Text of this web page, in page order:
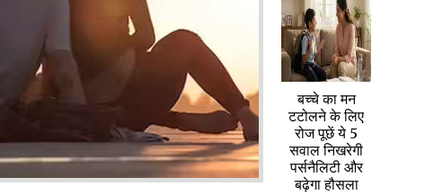
बच्चे का मन
टटोलने के लिए
रोज पूछें ये 5
सवाल निखरेगी
पर्सनैलिटी और
बढ़ेगा हौसला